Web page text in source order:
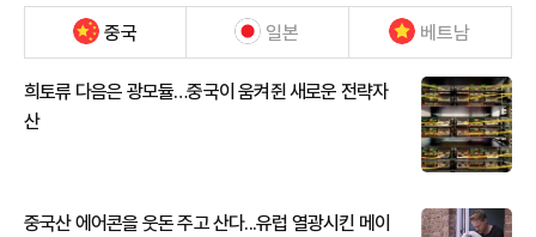
중국 일본 베트남
희토류 다음은 광모듈…중국이 움켜쥔 새로운 전략자
산
중국산 에어콘을 웃돈 주고 산다...유럽 열광시킨 메이